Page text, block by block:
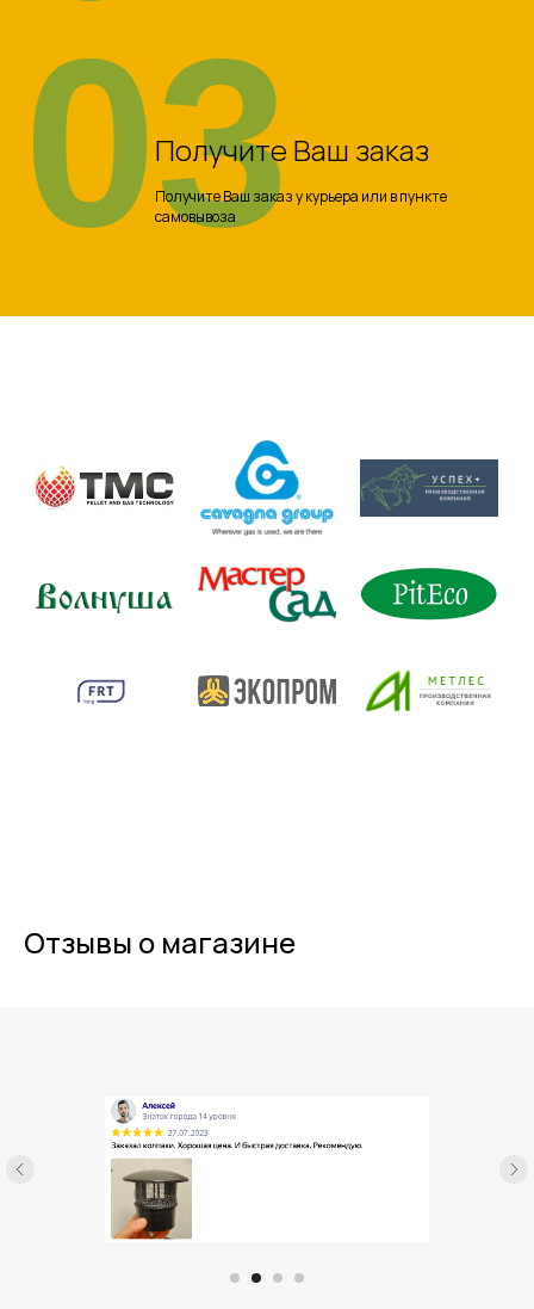
Получите Ваш заказ
Получите Ваш заказ у курьера или в пункте
самовывоза
03
Отзывы о магазине